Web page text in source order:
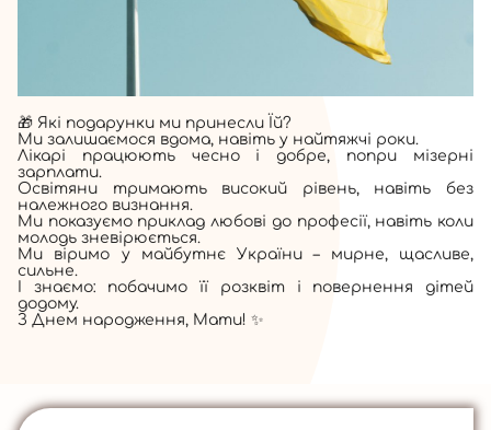
🎁 Які подарунки ми принесли Їй?
Ми залишаємося вдома, навіть у найтяжчі роки.
Лікарі працюють чесно і добре, попри мізерні
зарплати.
Освітяни тримають високий рівень, навіть без
належного визнання.
Ми показуємо приклад любові до професії, навіть коли
молодь зневірюється.
Ми віримо у майбутнє України – мирне, щасливе,
сильне.
І знаємо: побачимо її розквіт і повернення дітей
додому.
З Днем народження, Мати! ✨